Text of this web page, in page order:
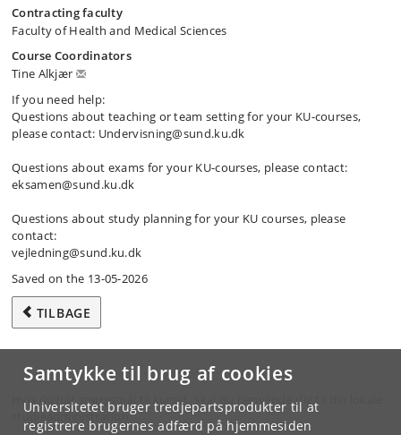
Samtykke til brug af cookies
Universitetet bruger tredjepartsprodukter til at
registrere brugernes adfærd på hjemmesiden
Contracting faculty
Faculty of Health and Medical Sciences
Course Coordinators
Tine Alkjær
If you need help:
Questions about teaching or team setting for your KU-courses,
please contact: Undervisning@sund.ku.dk
Questions about exams for your KU-courses, please contact:
eksamen@sund.ku.dk
Questions about study planning for your KU courses, please
contact:
vejledning@sund.ku.dk
Saved on the 13-05-2026
TILBAGE
Hvis du har spørgsmål til kurset, skal du henvende dig til din lokale
studieadministration.